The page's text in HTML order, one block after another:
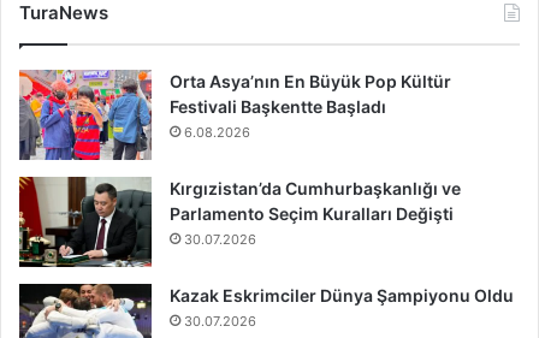
TuraNews
Orta Asya’nın En Büyük Pop Kültür
Festivali Başkentte Başladı
6.08.2026
Kırgızistan’da Cumhurbaşkanlığı ve
Parlamento Seçim Kuralları Değişti
30.07.2026
Kazak Eskrimciler Dünya Şampiyonu Oldu
30.07.2026